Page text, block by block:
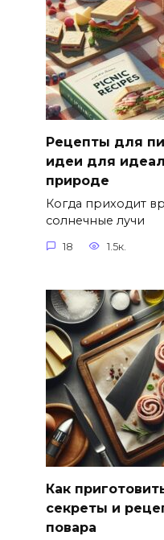
Рецепты для
идеи для
природе
Когда приходит
солнечные лучи
18 1.5к.
Как
секреты и
повара